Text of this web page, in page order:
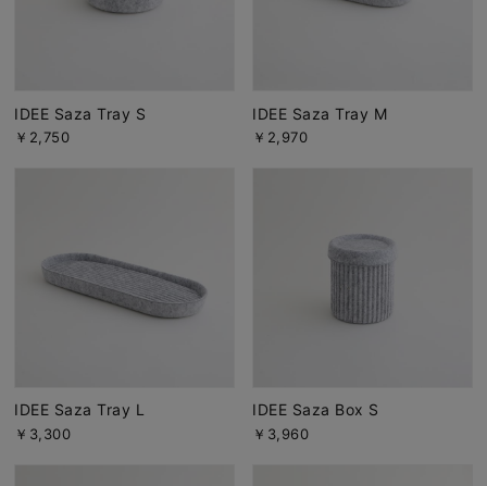
IDEE Saza Tray S
￥2,750
IDEE Saza Tray M
￥2,970
IDEE Saza Tray L
￥3,300
IDEE Saza Box S
￥3,960